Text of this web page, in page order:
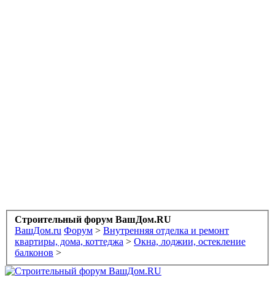
Строительный форум ВашДом.RU
ВашДом.ru Форум > Внутренняя отделка и ремонт
квартиры, дома, коттеджа > Окна, лоджии, остекление
балконов >